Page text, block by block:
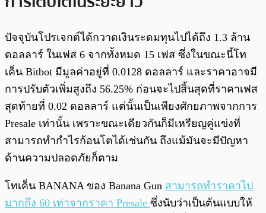
ปัจจุบันโปรเจกต์ได้กวาดเงินระดมทุนไปได้ถึง 1.3 ล้าน
ดอลลาร์ ในเฟส 6 จากทั้งหมด 15 เฟส ซึ่งในขณะนี้โท
เค็น Bitbot มีมูลค่าอยู่ที่ 0.0128 ดอลลาร์ และราคาอาจมี
การปรับตัวเพิ่มสูงถึง 56.25% ก่อนจะไปสิ้นสุดที่ราคาเฟส
สุดท้ายที่ 0.02 ดอลลาร์ แต่นั้นเป็นเพียงศักยภาพจากการ
Presale เท่านั้น เพราะขณะเดียวกันก็มีเหรียญคู่แข่งที่
สามารถทำกำไรก้อนโตได้เช่นกัน ถึงแม้มันจะมีปัญหา
ด้านความปลอดภัยก็ตาม
โทเค็น BANANA ของ Banana Gun สามารถทำราคาไป
มากถึง 60 เท่าจากราคา Presale ซึ่งนับว่าเป็นต้นแบบให้